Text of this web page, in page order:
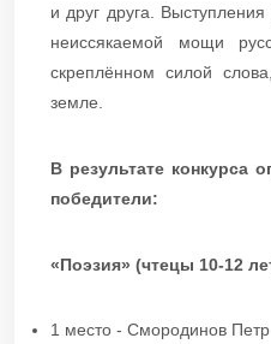
и друг друга.
неиссякаемой мощи
скреплённом силой
земле.
В результате конкурса
победители:
«Поэзия» (чтецы 10-12
1 место - Смородинов Петр